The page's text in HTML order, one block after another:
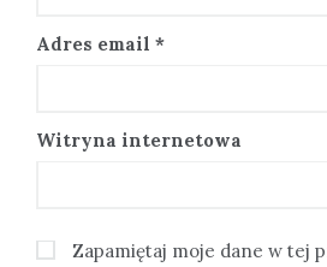
Adres email *
Witryna internetowa
Zapamiętaj moje dane w tej